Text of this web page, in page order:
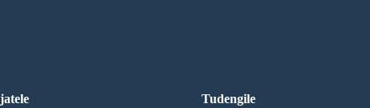
Tudengile